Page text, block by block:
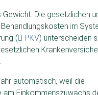
Die gesetzlichen
im
(
PKV) unterscheiden
automatisch, weil die
Einkommenszuwachs